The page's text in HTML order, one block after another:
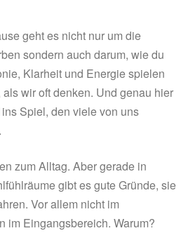
geht es nicht nur um die
sondern auch darum, wie du
Klarheit und Energie spielen
wir oft denken. Und genau hier
Spiel, den viele von uns
zum Alltag. Aber gerade in
gibt es gute Gründe, sie
Vor allem nicht im
im Eingangsbereich. Warum?